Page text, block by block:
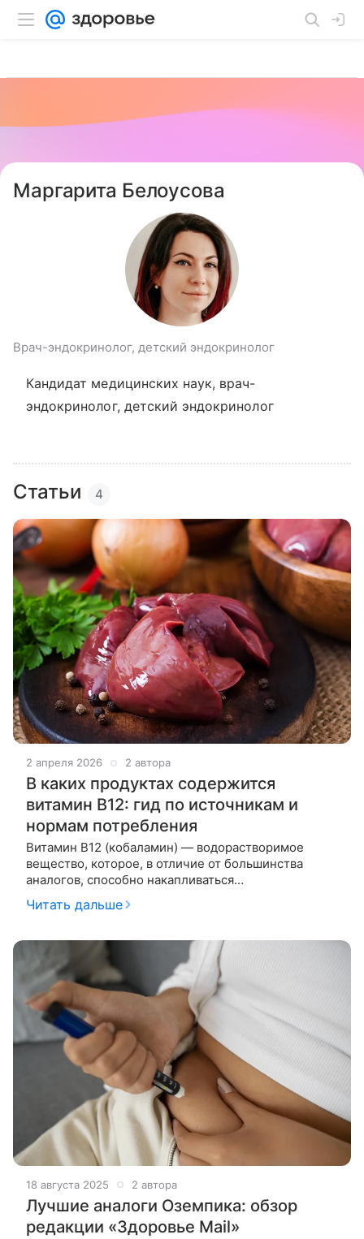
Маргарита Белоусова
Врач-эндокринолог, детский эндокринолог
Кандидат медицинских наук, врач-
эндокринолог, детский эндокринолог
Статьи 4
2 апреля 2026 2 автора
В каких продуктах содержится
витамин B12: гид по источникам и
нормам потребления
Витамин B12 (кобаламин) — водорастворимое
вещество, которое, в отличие от большинства
аналогов, способно накапливаться
(депонироваться) в тканях человека. Он участвует в
кроветворении — то есть помогает
Читать дальше
18 августа 2025 2 автора
Лучшие аналоги Оземпика: обзор
редакции «Здоровье Mail»